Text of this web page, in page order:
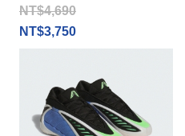
NT$4,690
NT$3,750